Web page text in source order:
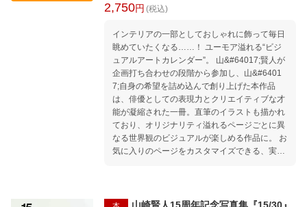
2,750円 (税込)
インテリアの一部としておしゃれに飾って毎日
眺めていたくなる……！ ユーモア溢れる“ビジ
ュアルアートカレンダー”。 山&#64017;賢人が
企画打ち合わせの段階から参加し、山&#6401
7;自身の希望を詰め込んで創り上げた本作品
は、俳優としての表現力とクリエイティブな才
能が凝縮された一冊。直筆のイラストも描かれ
ており、オリジナリティ溢れるページごとに異
なる世界観のビジュアルが楽しめる作品に。 お
気に入りのページをカスタマイズできる、実用
ください！ ※山崎賢人（崎は正式には「たつさ